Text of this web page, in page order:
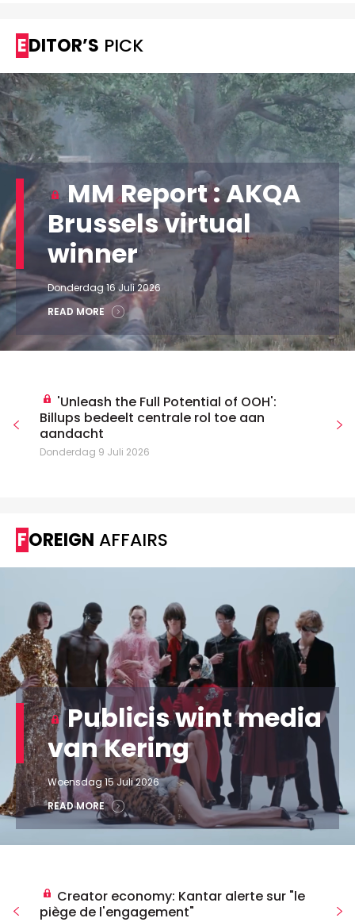
EDITOR’S PICK
MM Report : AKQA
Brussels virtual
winner
Donderdag 16 Juli 2026
READ MORE
'Unleash the Full Potential of OOH':
Billups bedeelt centrale rol toe aan
aandacht
Donderdag 9 Juli 2026
FOREIGN AFFAIRS
Publicis wint media
van Kering
Woensdag 15 Juli 2026
READ MORE
Creator economy: Kantar alerte sur "le
piège de l'engagement"